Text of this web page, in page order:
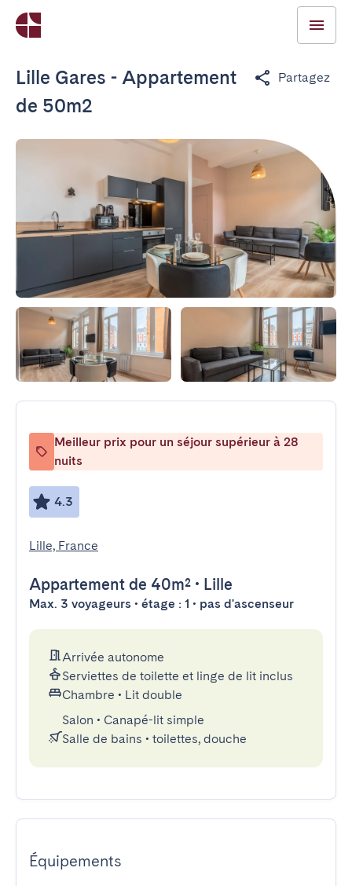
Lille Gares - Appartement
de 50m2
Partagez
Meilleur prix pour un séjour supérieur à 28
nuits
4.3
Lille, France
Appartement de 40m² • Lille
Max. 3 voyageurs • étage : 1 • pas d'ascenseur
Arrivée autonome
Serviettes de toilette et linge de lit inclus
Chambre • Lit double
Salon • Canapé-lit simple
Salle de bains • toilettes, douche
Équipements